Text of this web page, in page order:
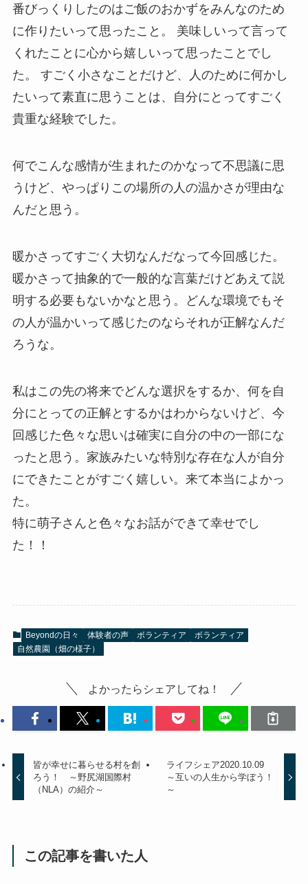
番びっくりしたのはご飯のおかずをみんなのため
に作りたいって思ったこと。 美味しいって言って
くれたことに心から嬉しいって思ったことでし
た。 すごく小さなことだけど、人のために何かし
たいって素直に思うことは、自分にとってすごく
貴重な経験でした。
何でこんな感情が生まれたのかなって不思議に思
うけど、やっぱりこの場所の人の温かさが理由な
んだと思う。
暖かさってすごく大切なんだなって今回感じた。
暖かさって抽象的で一般的な言葉だけどあえて説
明する必要もないかなと思う。どんな環境でもそ
の人が温かいって感じたのならそれが正解なんだ
ろうな。
私はこの先の将来でどんな選択をするか、何を自
分にとっての正解とするかはわからないけど、今
回感じた色々な思いは確実に自分の中の一部にな
ったと思う。家族みたいな特別な存在な人が自分
にできたことがすごく嬉しい。来て本当によかっ
た。
特に萌子さんと色々なお話ができて幸せでし
た！！
Beyondの日々 体験者の声 ボランティア
ボランティア
自然農園（畑の様子）
よかったらシェアしてね！
皆が幸せに暮らせる村を創
ろう！ ～野尻湖国際村
（NLA）の紹介～
ライフシェア2020.10.09
～互いの人生から学ぼう！
～
この記事を書いた人